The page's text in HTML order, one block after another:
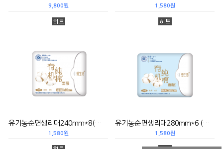
9,800원 1,580원
유기농순면생리대240mm*8(쿠폰5)有机纯棉日用卫生巾
1,580원
유기농순면생리대280mm*6 (쿠폰5)有机纯棉夜用卫生巾
1,580원